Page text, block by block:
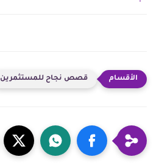
قصص نجاح للمستثمرين